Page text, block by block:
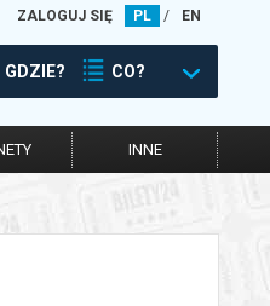
ZALOGUJ SIĘ PL / EN
GDZIE? CO?
INNE